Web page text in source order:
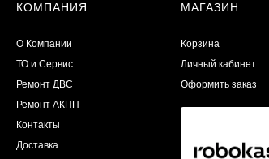
КОМПАНИЯ
О Компании
ТО и Сервис
​Ремонт ДВС
Ремонт АКПП
Контакты
Доставка
МАГАЗИН
Корзина
Личный кабинет
Оформить заказ